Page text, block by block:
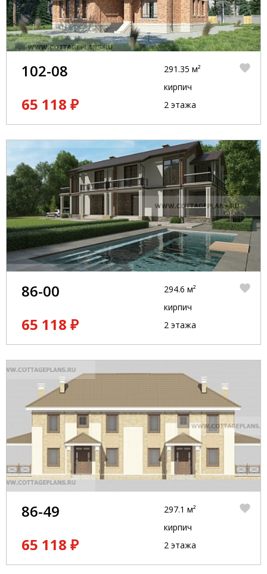
102-08
65 118 ₽
291.35 м²
кирпич
2 этажа
86-00
65 118 ₽
294.6 м²
кирпич
2 этажа
86-49
65 118 ₽
297.1 м²
кирпич
2 этажа